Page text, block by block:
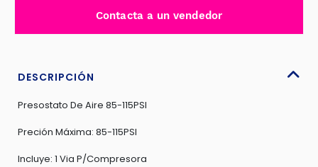
-
9001
cantidad
Contacta a un vendedor
DESCRIPCIÓN
Presostato De Aire 85-115PSI
Preción Máxima: 85-115PSI
Incluye: 1 Via P/Compresora